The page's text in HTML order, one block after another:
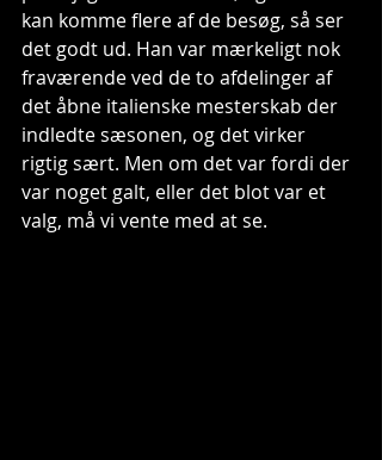
kan komme flere af de besøg, så ser
det godt ud. Han var mærkeligt nok
fraværende ved de to afdelinger af
det åbne italienske mesterskab der
indledte sæsonen, og det virker
rigtig sært. Men om det var fordi der
var noget galt, eller det blot var et
valg, må vi vente med at se.